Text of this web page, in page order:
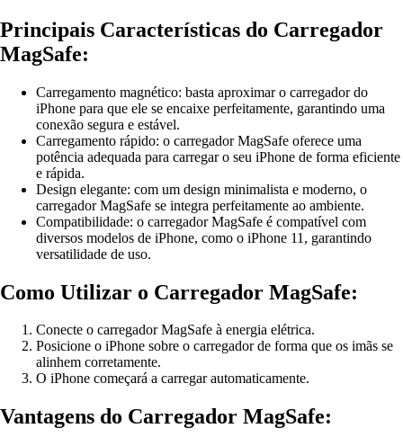
Principais Características do Carregador
MagSafe:
Carregamento magnético: basta aproximar o carregador do
iPhone para que ele se encaixe perfeitamente, garantindo uma
conexão segura e estável.
Carregamento rápido: o carregador MagSafe oferece uma
potência adequada para carregar o seu iPhone de forma eficiente
e rápida.
Design elegante: com um design minimalista e moderno, o
carregador MagSafe se integra perfeitamente ao ambiente.
Compatibilidade: o carregador MagSafe é compatível com
diversos modelos de iPhone, como o iPhone 11, garantindo
versatilidade de uso.
Como Utilizar o Carregador MagSafe:
Conecte o carregador MagSafe à energia elétrica.
Posicione o iPhone sobre o carregador de forma que os imãs se
alinhem corretamente.
O iPhone começará a carregar automaticamente.
Vantagens do Carregador MagSafe: